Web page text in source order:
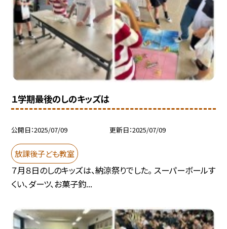
１学期最後のしのキッズは
公開日 2025/07/09 更新日 2025/07/09
放課後子ども教室
７月８日のしのキッズは、納涼祭りでした。 スーパーボールす
くい、ダーツ、お菓子釣...